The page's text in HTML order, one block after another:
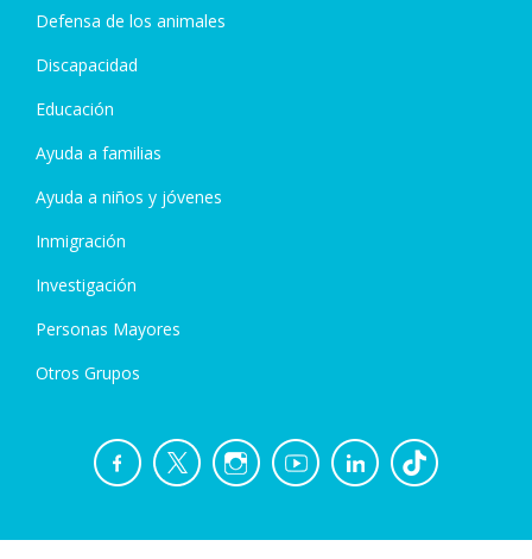
Defensa de los animales
Discapacidad
Educación
Ayuda a familias
Ayuda a niños y jóvenes
Inmigración
Investigación
Personas Mayores
Otros Grupos